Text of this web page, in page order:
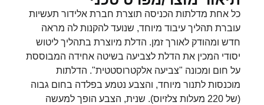
כל אחת מדלתות הכניסה תוצרת חברת אלידור תעשיות
עוברת תהליך עיבוד מיוחד, שנועד להקנות לה מראה
חדש ומהודק לאורך זמן. הדלת מיוצרת בתהליך ליטוש
יסודי המכין את הדלת לצביעה בשיטה אחידה המבוססת
על חום ומכונה "צביעה אלקטרוסטטית". הדלתות
מוכנסות לתנור מיוחד, והצבע נטמע בפלדה בחום גבוה
(של 220 מעלות צלזיוס). שנית, הצבע הופך למעשה